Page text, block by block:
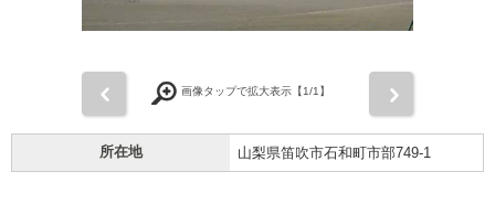
画像タップで拡大表示【1/1】
所在地 山梨県笛吹市石和町市部749-1